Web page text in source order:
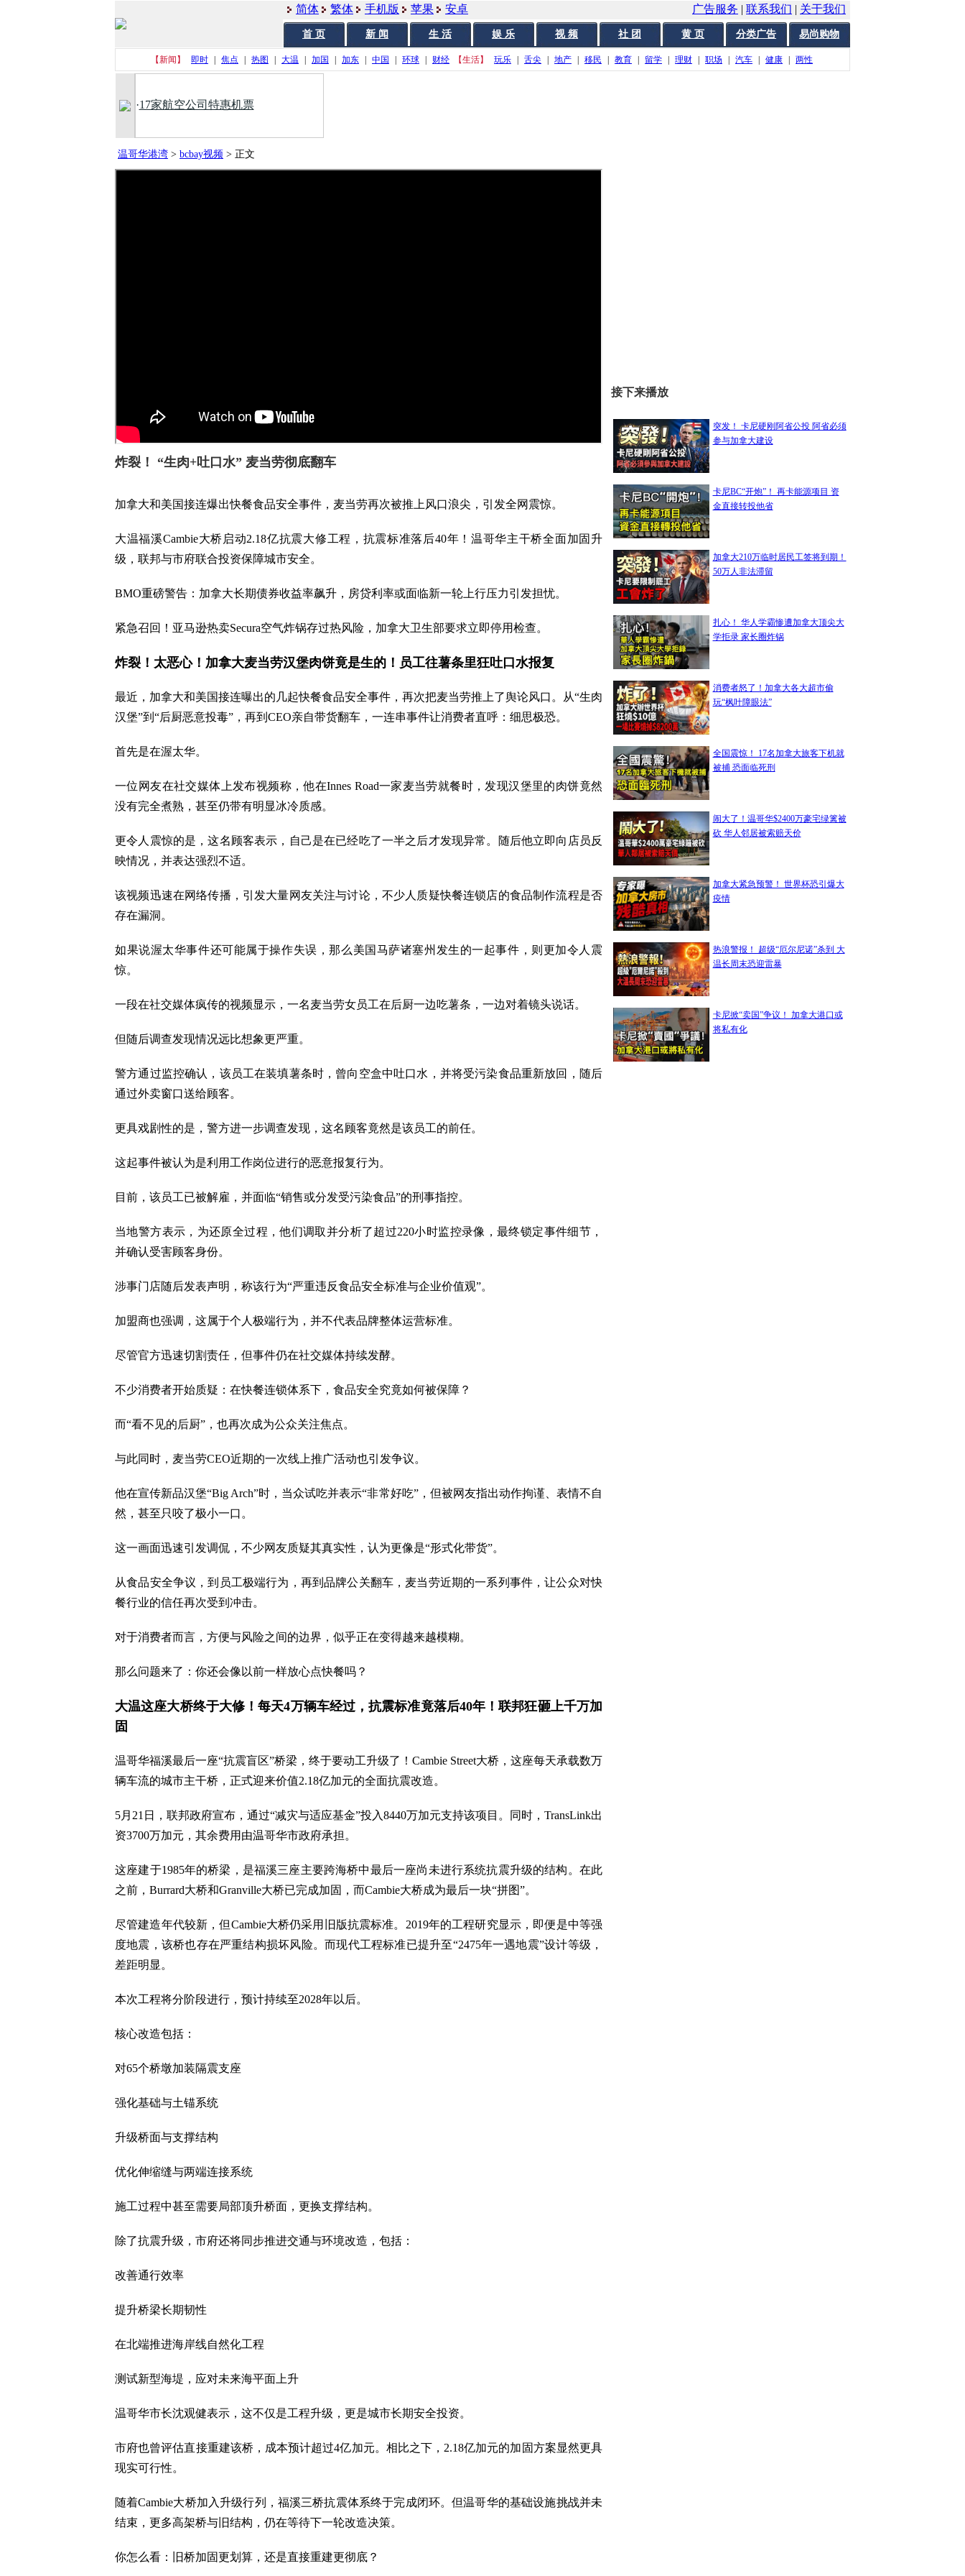
简体 繁体 手机版 苹果 安卓 广告服务 | 联系我们 | 关于我们
首 页 新 闻 生 活 娱 乐 视 频 社 团 黄 页 分类广告 易尚购物
【新闻】 即时 焦点 热图 大温 加国 加东 中国 环球 财经 【生活】 玩乐 舌尖 地产 移民 教育 留学 理财 职场 汽车 健康 两性
·17家航空公司特惠机票
温哥华港湾 > bcbay视频 > 正文
炸裂！ “生肉+吐口水” 麦当劳彻底翻车
加拿大和美国接连爆出快餐食品安全事件，麦当劳再次被推上风口浪尖，引发全网震惊。
大温福溪Cambie大桥启动2.18亿抗震大修工程，抗震标准落后40年！温哥华主干桥全面加固升
级，联邦与市府联合投资保障城市安全。
BMO重磅警告：加拿大长期债券收益率飙升，房贷利率或面临新一轮上行压力引发担忧。
紧急召回！亚马逊热卖Secura空气炸锅存过热风险，加拿大卫生部要求立即停用检查。
炸裂！太恶心！加拿大麦当劳汉堡肉饼竟是生的！员工往薯条里狂吐口水报复
最近，加拿大和美国接连曝出的几起快餐食品安全事件，再次把麦当劳推上了舆论风口。从“生肉
汉堡”到“后厨恶意投毒”，再到CEO亲自带货翻车，一连串事件让消费者直呼：细思极恐。
首先是在渥太华。
一位网友在社交媒体上发布视频称，他在Innes Road一家麦当劳就餐时，发现汉堡里的肉饼竟然
没有完全煮熟，甚至仍带有明显冰冷质感。
更令人震惊的是，这名顾客表示，自己是在已经吃了一半之后才发现异常。随后他立即向店员反
映情况，并表达强烈不适。
该视频迅速在网络传播，引发大量网友关注与讨论，不少人质疑快餐连锁店的食品制作流程是否
存在漏洞。
如果说渥太华事件还可能属于操作失误，那么美国马萨诸塞州发生的一起事件，则更加令人震
惊。
一段在社交媒体疯传的视频显示，一名麦当劳女员工在后厨一边吃薯条，一边对着镜头说话。
但随后调查发现情况远比想象更严重。
警方通过监控确认，该员工在装填薯条时，曾向空盒中吐口水，并将受污染食品重新放回，随后
通过外卖窗口送给顾客。
更具戏剧性的是，警方进一步调查发现，这名顾客竟然是该员工的前任。
这起事件被认为是利用工作岗位进行的恶意报复行为。
目前，该员工已被解雇，并面临“销售或分发受污染食品”的刑事指控。
当地警方表示，为还原全过程，他们调取并分析了超过220小时监控录像，最终锁定事件细节，
并确认受害顾客身份。
涉事门店随后发表声明，称该行为“严重违反食品安全标准与企业价值观”。
加盟商也强调，这属于个人极端行为，并不代表品牌整体运营标准。
尽管官方迅速切割责任，但事件仍在社交媒体持续发酵。
不少消费者开始质疑：在快餐连锁体系下，食品安全究竟如何被保障？
而“看不见的后厨”，也再次成为公众关注焦点。
与此同时，麦当劳CEO近期的一次线上推广活动也引发争议。
他在宣传新品汉堡“Big Arch”时，当众试吃并表示“非常好吃”，但被网友指出动作拘谨、表情不自
然，甚至只咬了极小一口。
这一画面迅速引发调侃，不少网友质疑其真实性，认为更像是“形式化带货”。
从食品安全争议，到员工极端行为，再到品牌公关翻车，麦当劳近期的一系列事件，让公众对快
餐行业的信任再次受到冲击。
对于消费者而言，方便与风险之间的边界，似乎正在变得越来越模糊。
那么问题来了：你还会像以前一样放心点快餐吗？
大温这座大桥终于大修！每天4万辆车经过，抗震标准竟落后40年！联邦狂砸上千万加
固
温哥华福溪最后一座“抗震盲区”桥梁，终于要动工升级了！Cambie Street大桥，这座每天承载数万
辆车流的城市主干桥，正式迎来价值2.18亿加元的全面抗震改造。
5月21日，联邦政府宣布，通过“减灾与适应基金”投入8440万加元支持该项目。同时，TransLink出
资3700万加元，其余费用由温哥华市政府承担。
这座建于1985年的桥梁，是福溪三座主要跨海桥中最后一座尚未进行系统抗震升级的结构。在此
之前，Burrard大桥和Granville大桥已完成加固，而Cambie大桥成为最后一块“拼图”。
尽管建造年代较新，但Cambie大桥仍采用旧版抗震标准。2019年的工程研究显示，即便是中等强
度地震，该桥也存在严重结构损坏风险。而现代工程标准已提升至“2475年一遇地震”设计等级，
差距明显。
本次工程将分阶段进行，预计持续至2028年以后。
核心改造包括：
对65个桥墩加装隔震支座
强化基础与土锚系统
升级桥面与支撑结构
优化伸缩缝与两端连接系统
施工过程中甚至需要局部顶升桥面，更换支撑结构。
除了抗震升级，市府还将同步推进交通与环境改造，包括：
改善通行效率
提升桥梁长期韧性
在北端推进海岸线自然化工程
测试新型海堤，应对未来海平面上升
温哥华市长沈观健表示，这不仅是工程升级，更是城市长期安全投资。
市府也曾评估直接重建该桥，成本预计超过4亿加元。相比之下，2.18亿加元的加固方案显然更具
现实可行性。
随着Cambie大桥加入升级行列，福溪三桥抗震体系终于完成闭环。但温哥华的基础设施挑战并未
结束，更多高架桥与旧结构，仍在等待下一轮改造决策。
你怎么看：旧桥加固更划算，还是直接重建更彻底？
接下来播放
突发！ 卡尼硬刚阿省公投 阿省必须
参与加拿大建设
卡尼BC“开炮”！ 再卡能源项目 资
金直接转投他省
加拿大210万临时居民工签将到期！
50万人非法滞留
扎心！ 华人学霸惨遭加拿大顶尖大
学拒录 家长圈炸锅
消费者怒了！加拿大各大超市偷
玩“枫叶障眼法”
全国震惊！ 17名加拿大旅客下机就
被捕 恐面临死刑
闹大了！温哥华$2400万豪宅绿篱被
砍 华人邻居被索赔天价
加拿大紧急预警！ 世界杯恐引爆大
疫情
热浪警报！ 超级“厄尔尼诺”杀到 大
温长周末恐迎雷暴
卡尼掀“卖国”争议！ 加拿大港口或
将私有化